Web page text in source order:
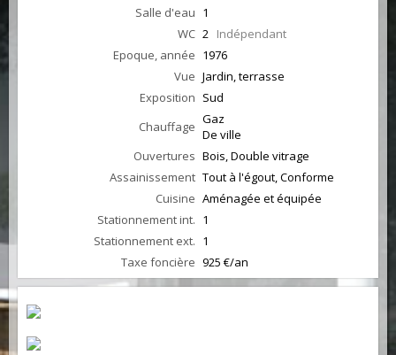
Salle d'eau 1
WC 2 Indépendant
Epoque, année 1976
Vue Jardin, terrasse
Exposition Sud
Chauffage Gaz
De ville
Ouvertures Bois, Double vitrage
Assainissement Tout à l'égout, Conforme
Cuisine Aménagée et équipée
Stationnement int. 1
Stationnement ext. 1
Taxe foncière 925 €/an